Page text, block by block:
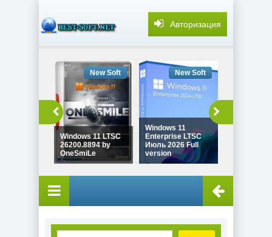
Авторизация
Windows 11 LTSC
26200.8894 by
OneSmiLe
New Soft
Windows 11
Enterprise LTSC
Июль 2026 Full
version
New Soft